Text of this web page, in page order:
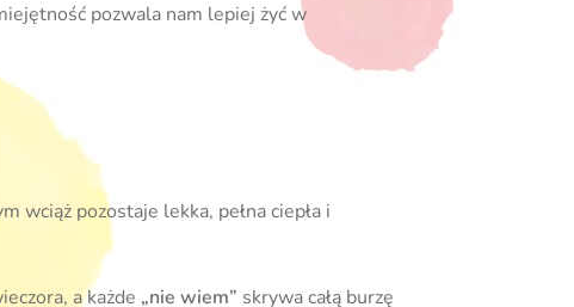
pozwala nam lepiej żyć w
wciąż pozostaje lekka, pełna ciepła i
a każde „nie wiem” skrywa całą burzę